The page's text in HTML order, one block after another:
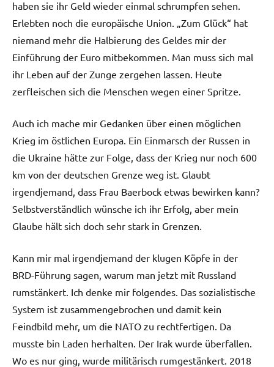
haben sie ihr Geld wieder einmal schrumpfen sehen.
Erlebten noch die europäische Union. „Zum Glück“ hat
niemand mehr die Halbierung des Geldes mir der
Einführung der Euro mitbekommen. Man muss sich mal
ihr Leben auf der Zunge zergehen lassen. Heute
zerfleischen sich die Menschen wegen einer Spritze.
Auch ich mache mir Gedanken über einen möglichen
Krieg im östlichen Europa. Ein Einmarsch der Russen in
die Ukraine hätte zur Folge, dass der Krieg nur noch 600
km von der deutschen Grenze weg ist. Glaubt
irgendjemand, dass Frau Baerbock etwas bewirken kann?
Selbstverständlich wünsche ich ihr Erfolg, aber mein
Glaube hält sich doch sehr stark in Grenzen.
Kann mir mal irgendjemand der klugen Köpfe in der
BRD-Führung sagen, warum man jetzt mit Russland
rumstänkert. Ich denke mir folgendes. Das sozialistische
System ist zusammengebrochen und damit kein
Feindbild mehr, um die NATO zu rechtfertigen. Da
musste bin Laden herhalten. Der Irak wurde überfallen.
Wo es nur ging, wurde militärisch rumgestänkert. 2018